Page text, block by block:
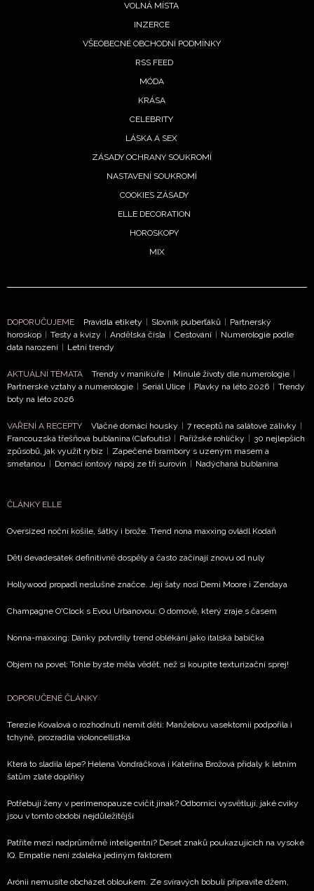
NEWSLETTER
ODESLAT
Přihlášením k newsletteru souhlasíte sObchodními
podmínkami společnosti BurdaMedia Extra s.r.o.a
potvrzujete, že jste se seznámili seZásadami
ochrany soukromí
- BurdaMedia Extra s.r.o. bude s
vyhodnocení akce a zasílání novinek.
Chcete navíc dostávat i další zajímavé a exkluzivní
zpracováním údajů k tomuto účelu podleZásad ochrany
VOLNÁ MÍSTA
INZERCE
VŠEOBECNÉ OBCHODNÍ PODMÍNKY
RSS FEED
MÓDA
KRÁSA
CELEBRITY
LÁSKA A SEX
ZÁSADY OCHRANY SOUKROMÍ
NASTAVENÍ SOUKROMÍ
COOKIES ZÁSADY
ELLE DECORATION
HOROSKOPY
MIX
DOPORUČUJEME Pravidla etikety Slovník puberťáků
Partnerský
horoskop
Testy a kvízy Andělská čísla Cestování
Numerologie podle
data narození
Letní trendy
AKTUÁLNÍ TÉMATA Trendy v manikúře Minulé životy dle numerologie
Partnerské vztahy a numerologie
Seriál Ulice Plavky na léto 2026
Trendy
boty na léto 2026
VAŘENÍ A RECEPTY Vláčné domácí housky 7 receptů na salátové zálivky
Francouzská třešňová bublanina (Clafoutis)
Pařížské rohlíčky
30 nejlepších
způsobů, jak využít rybíz
Zapečené brambory s uzeným masem a
smetanou
Domácí iontový nápoj ze tří surovin Nadýchaná bublanina
ČLÁNKY ELLE
Oversized noční košile, šátky i brože. Trend nona maxxing ovládl Kodaň
Děti devadesátek definitivně dospěly a často začínají znovu od nuly
Hollywood propadl neslušné značce. Její šaty nosí Demi Moore i Zendaya
Champagne O'Clock s Evou Urbanovou: O domově, který zraje s časem
Nonna-maxxing: Dánky potvrdily trend oblékání jako italská babička
Objem na povel: Tohle byste měla vědět, než si koupíte texturizační sprej!
DOPORUČENÉ ČLÁNKY
Terezie Kovalová o rozhodnutí nemít děti: Manželovu vasektomii podpořila i
tchyně, prozradila violoncellistka
Která to sladila lépe? Helena Vondráčková i Kateřina Brožová přidaly k letním
šatům zlaté doplňky
Potřebují ženy v perimenopauze cvičit jinak? Odborníci vysvětlují, jaké cviky
jsou v tomto období nejdůležitější
Patříte mezi nadprůměrně inteligentní? Deset znaků poukazujících na vysoké
IQ. Empatie není zdaleka jediným faktorem
Arónii nemusíte obcházet obloukem. Ze svíravých bobulí připravíte džem,